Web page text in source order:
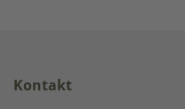
Kontakt